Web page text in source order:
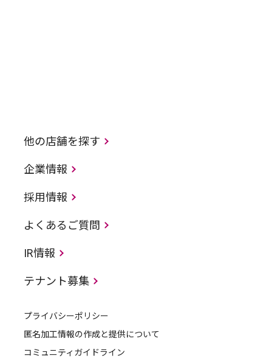
他の店舗を探す
企業情報
採用情報
よくあるご質問
IR情報
テナント募集
プライバシーポリシー
匿名加工情報の作成と提供について
コミュニティガイドライン